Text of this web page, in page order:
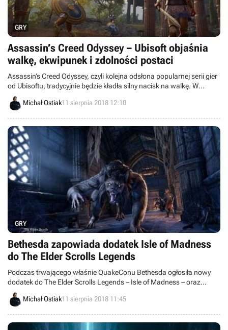
GRY
Assassin’s Creed Odyssey – Ubisoft objaśnia
walkę, ekwipunek i zdolności postaci
Assassin’s Creed Odyssey, czyli kolejna odsłona popularnej serii gier
od Ubisoftu, tradycyjnie będzie kładła silny nacisk na walkę. W
najnowszym materiale wideo twórcy prezentują oraz wyjaśniają, jak
wyglądać będą starcia, ekwipunek oraz zdolności bohatera.
Michał Ostiak11 sierpnia 2018 12:10
GRY
Bethesda zapowiada dodatek Isle of Madness
do The Elder Scrolls Legends
Podczas trwającego właśnie QuakeConu Bethesda ogłosiła nowy
dodatek do The Elder Scrolls Legends – Isle of Madness – oraz
zaprezentowała zwiastun DLC Wolfhunter do The Elder Scrolls
Online, które zadebiutuje na dniach.
Michał Ostiak11 sierpnia 2018 11:45